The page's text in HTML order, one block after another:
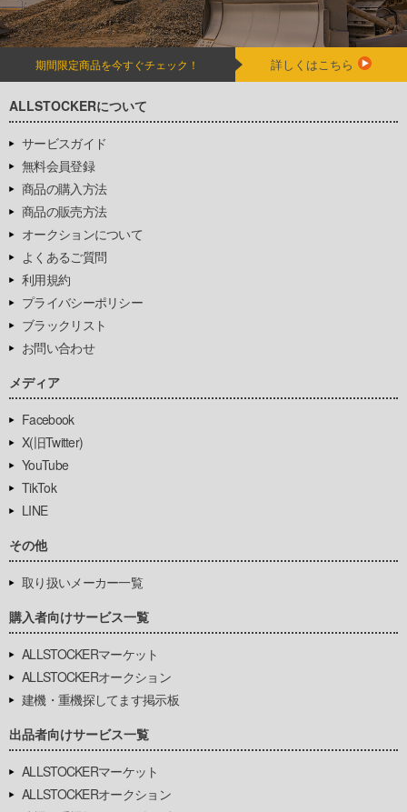
期間限定商品を今すぐチェック！ 詳しくはこちら
ALLSTOCKERについて
サービスガイド
無料会員登録
商品の購入方法
商品の販売方法
オークションについて
よくあるご質問
利用規約
プライバシーポリシー
ブラックリスト
お問い合わせ
メディア
Facebook
X(旧Twitter)
YouTube
TikTok
LINE
その他
取り扱いメーカー一覧
購入者向けサービス一覧
ALLSTOCKERマーケット
ALLSTOCKERオークション
建機・重機探してます掲示板
出品者向けサービス一覧
ALLSTOCKERマーケット
ALLSTOCKERオークション